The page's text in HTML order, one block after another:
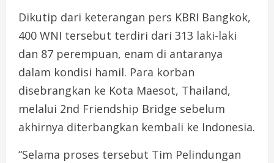
Dikutip dari keterangan pers KBRI Bangkok,
400 WNI tersebut terdiri dari 313 laki-laki
dan 87 perempuan, enam di antaranya
dalam kondisi hamil. Para korban
disebrangkan ke Kota Maesot, Thailand,
melalui 2nd Friendship Bridge sebelum
akhirnya diterbangkan kembali ke Indonesia.
“Selama proses tersebut Tim Pelindungan